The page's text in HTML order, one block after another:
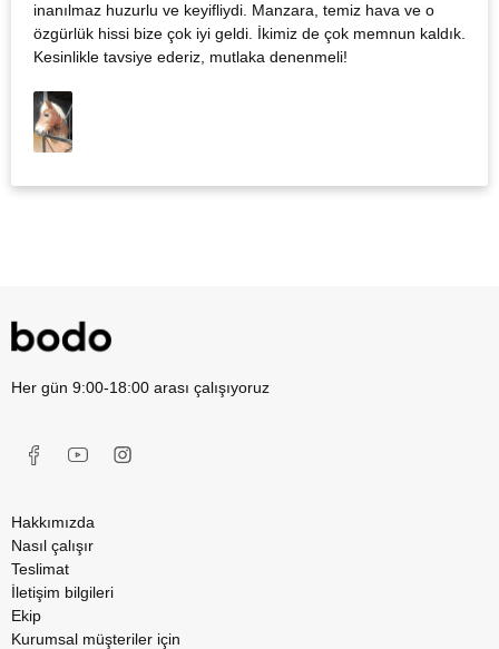
inanılmaz huzurlu ve keyifliydi. Manzara, temiz hava ve o
özgürlük hissi bize çok iyi geldi. İkimiz de çok memnun kaldık.
Kesinlikle tavsiye ederiz, mutlaka denenmeli!
Her gün 9:00-18:00 arası çalışıyoruz
Hakkımızda
Nasıl çalışır
Teslimat
İletişim bilgileri
Ekip
Kurumsal müşteriler için